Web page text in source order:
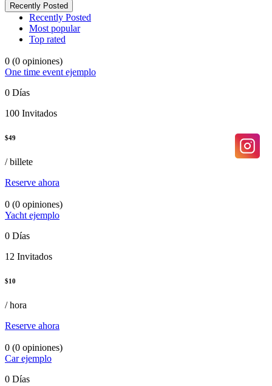
Recently Posted
Recently Posted
Most popular
Top rated
0 (0 opiniones)
One time event ejemplo
0 Días
100 Invitados
$49
/ billete
Reserve ahora
0 (0 opiniones)
Yacht ejemplo
0 Días
12 Invitados
$10
/ hora
Reserve ahora
0 (0 opiniones)
Car ejemplo
0 Días